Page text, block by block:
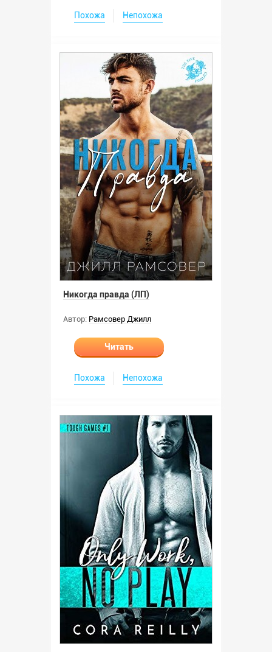
Похожа Непохожа
Никогда правда (ЛП)
Автор: Рамсовер Джилл
Читать
Похожа Непохожа